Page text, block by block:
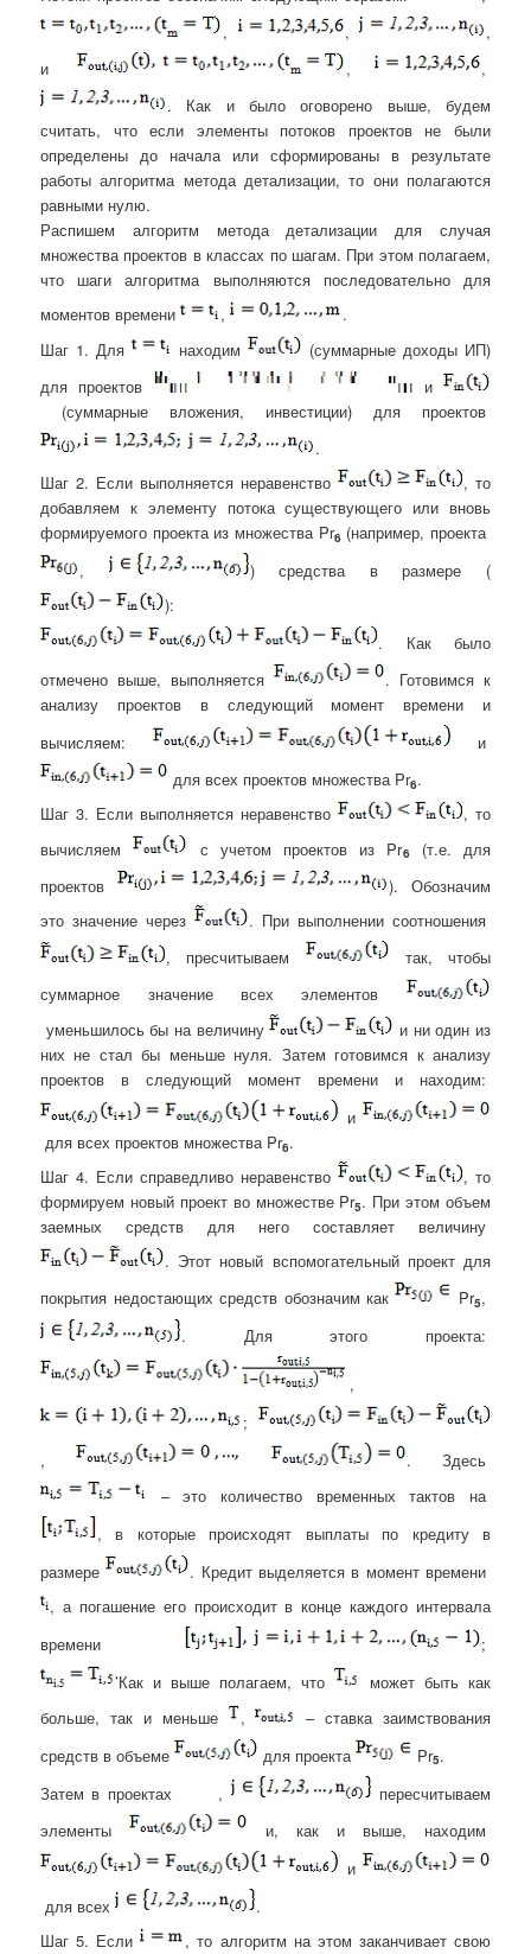
,
,
,
и
,
,
. Как и было оговорено выше, будем
считать, что если элементы потоков проектов не были
определены до начала или сформированы в результате
работы алгоритма метода детализации, то они полагаются
равными нулю.
Распишем алгоритм метода детализации для случая
множества проектов в классах по шагам. При этом полагаем,
что шаги алгоритма выполняются последовательно для
моментов времени
,
.
Шаг 1. Для
находим
(суммарные доходы ИП)
для проектов
и
(суммарные вложения, инвестиции) для проектов
.
Шаг 2. Если выполняется неравенство
, то
добавляем к элементу потока существующего или вновь
формируемого проекта из множества Pr6 (например, проекта
,
) средства в размере (
):
. Как было
отмечено выше, выполняется
. Готовимся к
анализу проектов в следующий момент времени и
вычисляем:
и
для всех проектов множества Pr6.
Шаг 3. Если выполняется неравенство
, то
вычисляем
с учетом проектов из Pr6
(т.е. для
проектов
). Обозначим
это значение через
. При выполнении соотношения
, пресчитываем
так, чтобы
суммарное значение всех элементов
уменьшилось бы на величину
и ни один из
них не стал бы меньше нуля. Затем готовимся к анализу
проектов в следующий момент времени и находим:
и
для всех проектов множества Pr6.
Шаг 4. Если справедливо неравенство
, то
формируем новый проект во множестве Pr5. При этом объем
заемных средств для него составляет величину
. Этот новый вспомогательный проект для
покрытия недостающих средств обозначим как
Pr5,
. Для этого проекта:
,
;
,
. Здесь
– это количество временных тактов на
, в которые происходят выплаты по кредиту в
размере
. Кредит выделяется в момент времени
, а погашение его происходит в конце каждого интервала
времени
;
Как и выше полагаем, что
может быть как
больше, так и меньше
,
– ставка заимствования
средств в объеме
для проекта Pr5.
Затем в проектах
,
пересчитываем
элементы
и, как и выше, находим
и
для всех
.
Шаг 5. Если
, то алгоритм на этом заканчивает свою